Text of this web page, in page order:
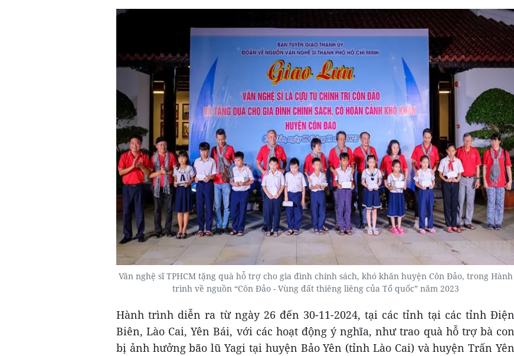
Văn nghệ sĩ TPHCM tặng quà hỗ trợ cho gia đình chính sách, khó khăn huyện Côn Đảo, trong Hành
trình về nguồn “Côn Đảo - Vùng đất thiêng liêng của Tổ quốc” năm 2023
Hành trình diễn ra từ ngày 26 đến 30-11-2024, tại các tỉnh tại các tỉnh Điện
Biên, Lào Cai, Yên Bái, với các hoạt động ý nghĩa, như trao quà hỗ trợ bà con
bị ảnh hưởng bão lũ Yagi tại huyện Bảo Yên (tỉnh Lào Cai) và huyện Trấn Yên